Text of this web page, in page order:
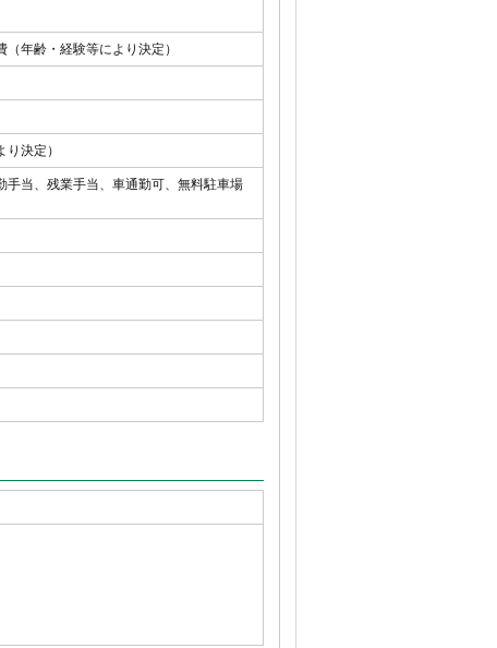
年齢・経験等により決定）
決定）
当、残業手当、車通勤可、無料駐車場